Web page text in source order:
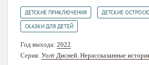
музыкой и рисованием. Она играет
арфе и пианино и даже написала
композиций к своим романам (их
официальном сайте писательницы,
книг). Рисункам Мэгги посвящен
ДЕТСКИЕ ПРИКЛЮЧЕНИЯ ДЕТСКИЕ
СКАЗКИ ДЛЯ ДЕТЕЙ
Год выхода: 2022
Серия: Уолт Дисней. Нерассказанные